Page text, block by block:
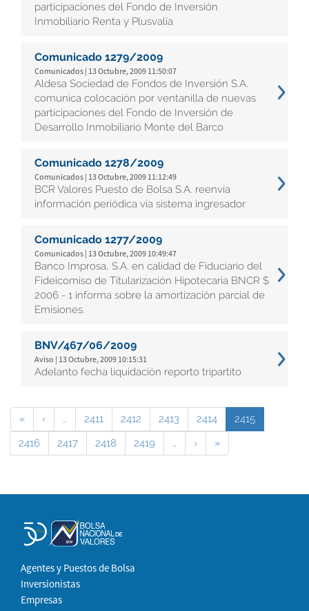
participaciones del Fondo de Inversión
Inmobiliario Renta y Plusvalía
Comunicado 1279/2009
Comunicados | 13 Octubre, 2009 11:50:07
Aldesa Sociedad de Fondos de Inversión S.A.
comunica colocación por ventanilla de nuevas
participaciones del Fondo de Inversión de
Desarrollo Inmobiliario Monte del Barco
Comunicado 1278/2009
Comunicados | 13 Octubre, 2009 11:12:49
BCR Valores Puesto de Bolsa S.A. reenvía
información periódica vía sistema ingresador
Comunicado 1277/2009
Comunicados | 13 Octubre, 2009 10:49:47
Banco Improsa, S.A. en calidad de Fiduciario del
Fideicomiso de Titularización Hipotecaria BNCR $
2006 - 1 informa sobre la amortización parcial de
Emisiones.
BNV/467/06/2009
Aviso | 13 Octubre, 2009 10:15:31
Adelanto fecha liquidación reporto tripartito
« ‹ … 2411 2412 2413 2414
2415
2416
2417 2418 2419 … › »
Agentes y Puestos de Bolsa
Inversionistas
Empresas